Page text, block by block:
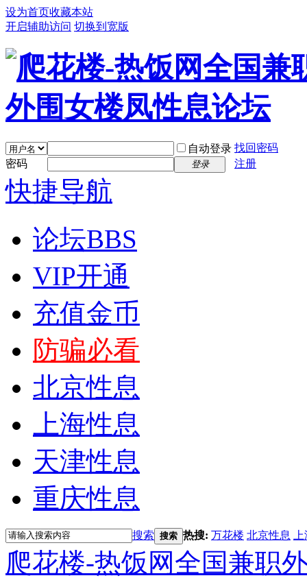
设为首页收藏本站
开启辅助访问 切换到宽版
自动登录 找回密码
密码
登录 注册
快捷导航
论坛BBS
VIP开通
充值金币
防骗必看
北京性息
上海性息
天津性息
重庆性息
搜索 搜索 热搜: 万花楼 北京性息
爬花楼-热饭网全国兼职